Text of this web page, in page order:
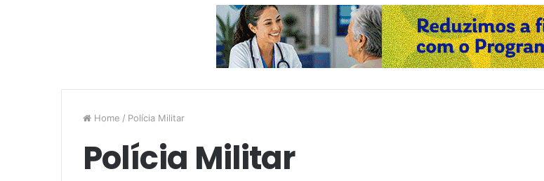
Home / Polícia Militar
Polícia Militar